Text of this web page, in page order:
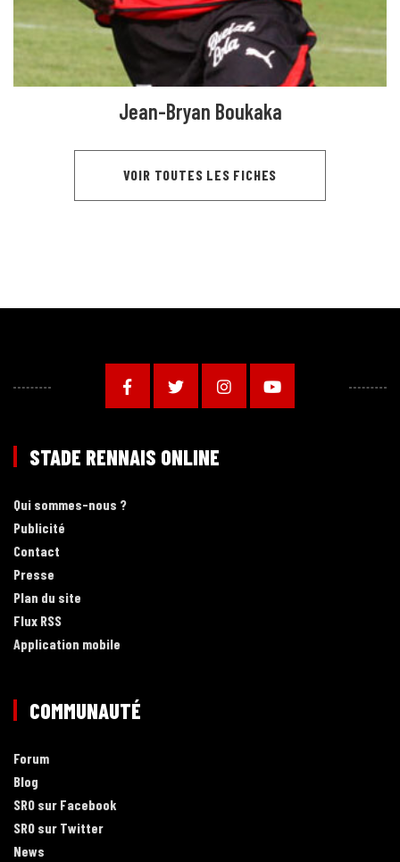
Jean-Bryan Boukaka
VOIR TOUTES LES FICHES
STADE RENNAIS ONLINE
Qui sommes-nous ?
Publicité
Contact
Presse
Plan du site
Flux RSS
Application mobile
COMMUNAUTÉ
Forum
Blog
SRO sur Facebook
SRO sur Twitter
News